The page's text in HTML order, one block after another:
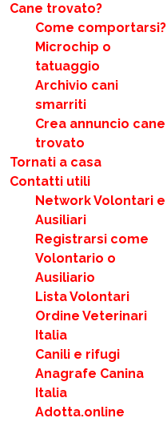
Cane trovato?
Come comportarsi?
Microchip o
tatuaggio
Archivio cani
smarriti
Crea annuncio cane
trovato
Tornati a casa
Contatti utili
Network Volontari e
Ausiliari
Registrarsi come
Volontario o
Ausiliario
Lista Volontari
Ordine Veterinari
Italia
Canili e rifugi
Anagrafe Canina
Italia
Adotta.online